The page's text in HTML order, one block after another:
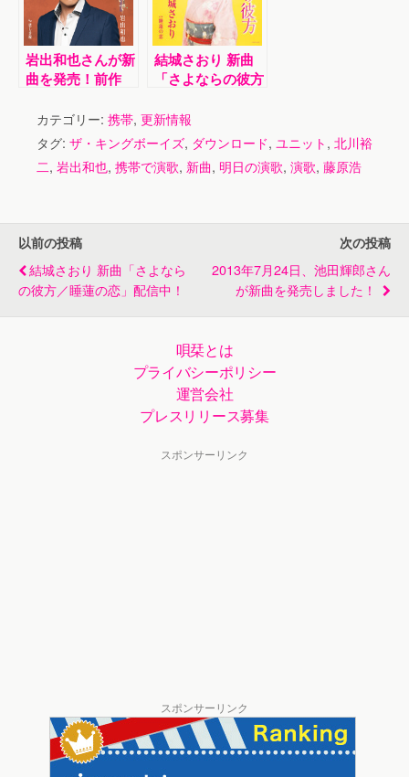
岩出和也さんが新
曲を発売！前作
のカップリングが
新バージョンでシ
ングル化！
結城さおり 新曲
「さよならの彼方
中！
カテゴリー: 携帯, 更新情報
タグ: ザ・キングボーイズ, ダウンロード, ユニット, 北川裕
二, 岩出和也, 携帯で演歌, 新曲, 明日の演歌, 演歌, 藤原浩
以前の投稿
結城さおり 新曲「さよなら
の彼方／睡蓮の恋」配信中！
次の投稿
2013年7月24日、池田輝郎さん
が新曲を発売しました！
唄栞とは
プライバシーポリシー
運営会社
プレスリリース募集
スポンサーリンク
スポンサーリンク